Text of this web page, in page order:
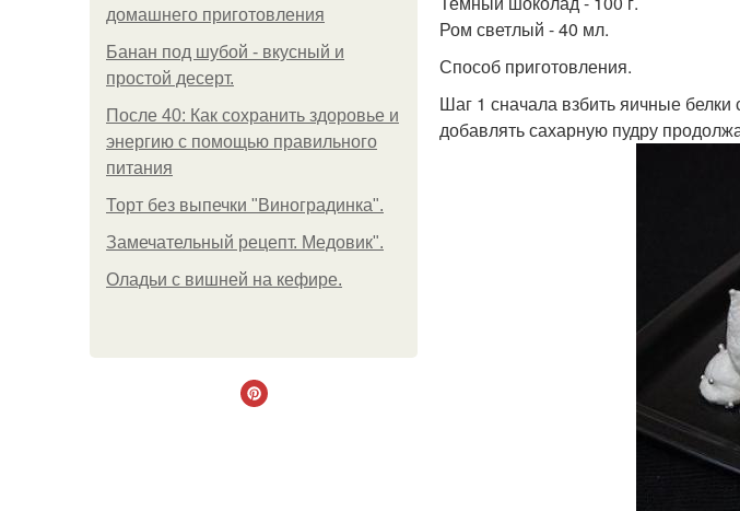
домашнего приготовления
Банан под шубой - вкусный и
простой десерт.
После 40: Как сохранить здоровье и
энергию с помощью правильного
питания
Торт без выпечки "Виноградинка".
Замечательный рецепт. Медовик".
Оладьи с вишней на кефире.
Ром светлый - 40 мл.
Способ приготовления.
Шаг 1 сначала взбить яичные
добавлять сахарную пудру